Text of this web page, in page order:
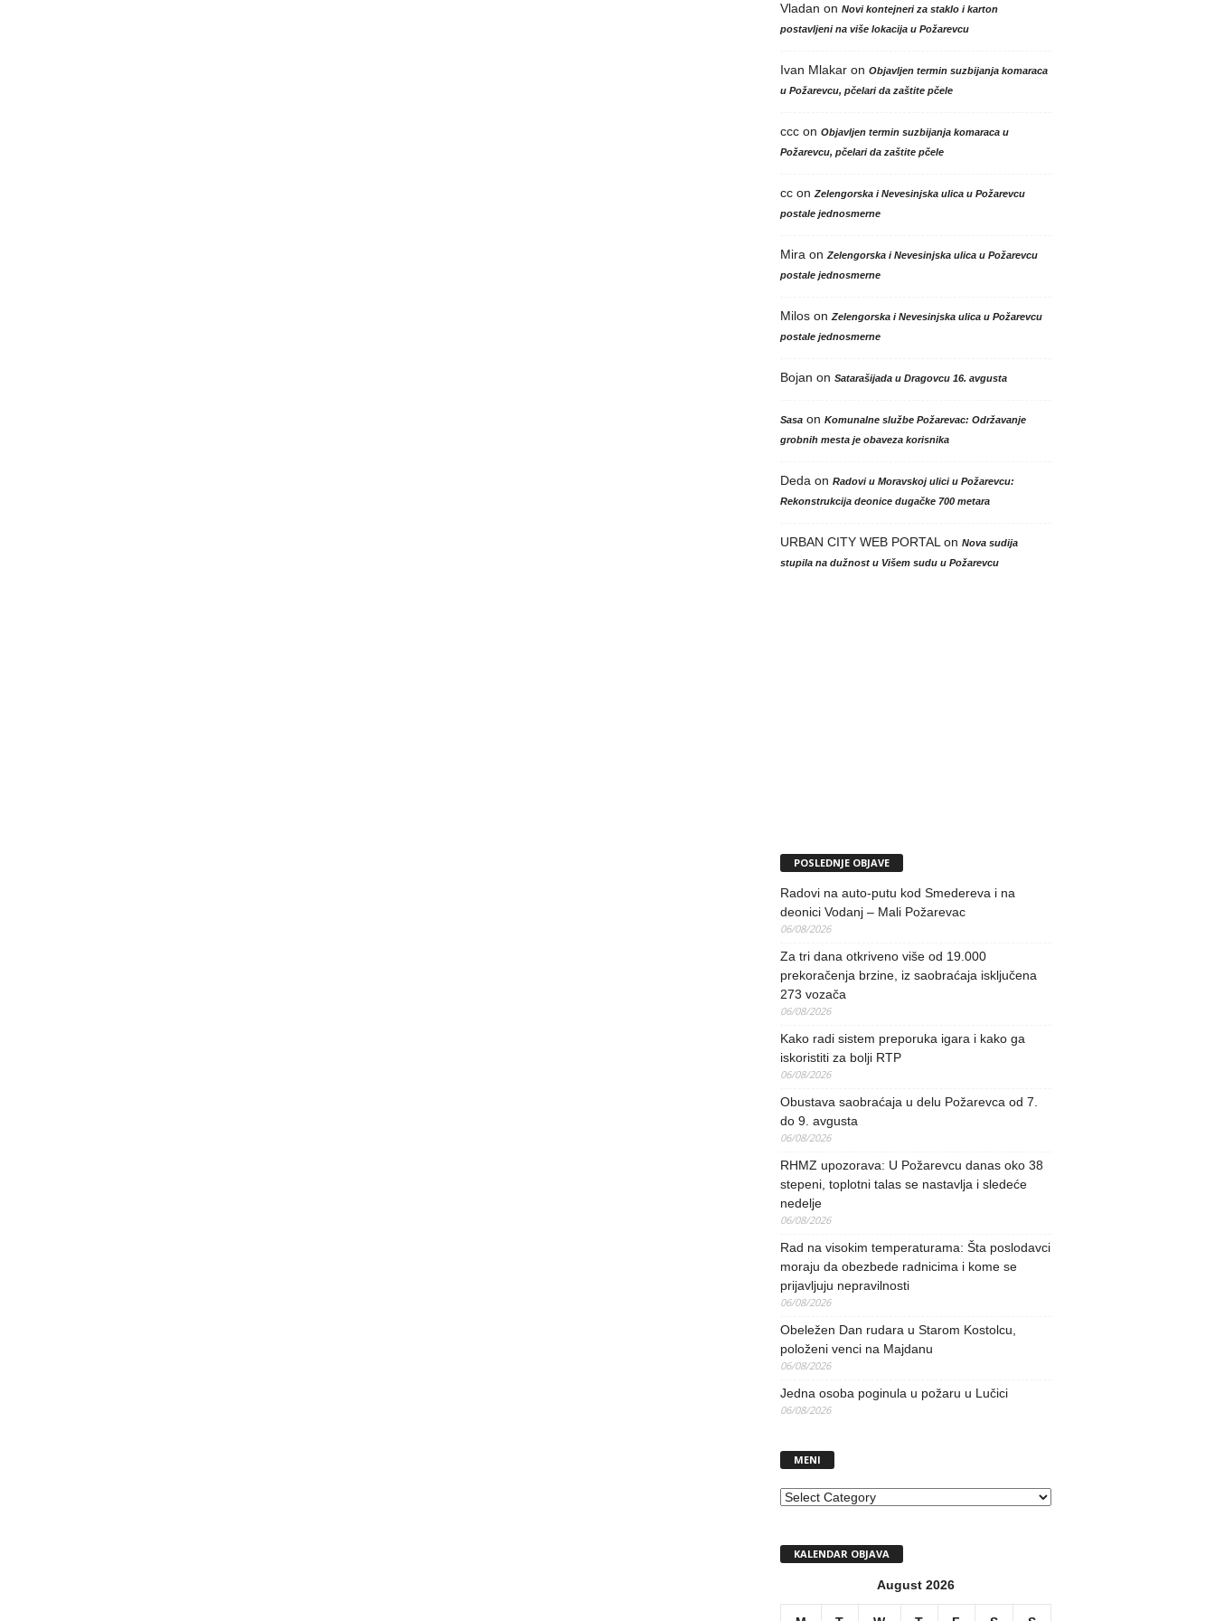
Vladan on Novi kontejneri za staklo i karton
postavljeni na više lokacija u Požarevcu
Ivan Mlakaron Objavljen termin suzbijanja komaraca
u Požarevcu, pčelari da zaštite pčele
cccon Objavljen termin suzbijanja komaraca u
Požarevcu, pčelari da zaštite pčele
ccon Zelengorska i Nevesinjska ulica u Požarevcu
postale jednosmerne
Mira on Zelengorska i Nevesinjska ulica u Požarevcu
postale jednosmerne
Miloson Zelengorska i Nevesinjska ulica u Požarevcu
postale jednosmerne
Bojan on Satarašijada u Dragovcu 16. avgusta
Sasaon Komunalne službe Požarevac: Održavanje
grobnih mesta je obaveza korisnika
Deda on Radovi u Moravskoj ulici u Požarevcu:
Rekonstrukcija deonice dugačke 700 metara
URBAN CITY WEB PORTAL on Nova sudija
stupila na dužnost u Višem sudu u Požarevcu
POSLEDNJE OBJAVE
Radovi na auto-putu kod Smedereva i na
deonici Vodanj – Mali Požarevac
06/08/2026
Za tri dana otkriveno više od 19.000
prekoračenja brzine, iz saobraćaja isključena
273 vozača
06/08/2026
Kako radi sistem preporuka igara i kako ga
iskoristiti za bolji RTP
06/08/2026
Obustava saobraćaja u delu Požarevca od 7.
do 9. avgusta
06/08/2026
RHMZ upozorava: U Požarevcu danas oko 38
stepeni, toplotni talas se nastavlja i sledeće
nedelje
06/08/2026
Rad na visokim temperaturama: Šta poslodavci
moraju da obezbede radnicima i kome se
prijavljuju nepravilnosti
06/08/2026
Obeležen Dan rudara u Starom Kostolcu,
položeni venci na Majdanu
06/08/2026
Jedna osoba poginula u požaru u Lučici
06/08/2026
MENI
MENI
KALENDAR OBJAVA
August 2026